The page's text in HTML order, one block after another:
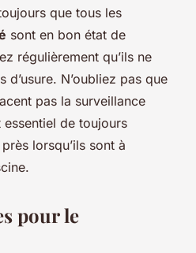
que tous les
sont en bon état de
régulièrement qu’ils ne
d’usure. N’oubliez pas que
pas la surveillance
de toujours
lorsqu’ils sont à
pour le